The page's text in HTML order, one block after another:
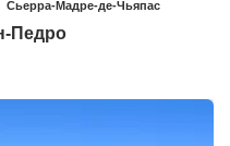
Сьерра-Мадре-де-Чьяпас
Педро